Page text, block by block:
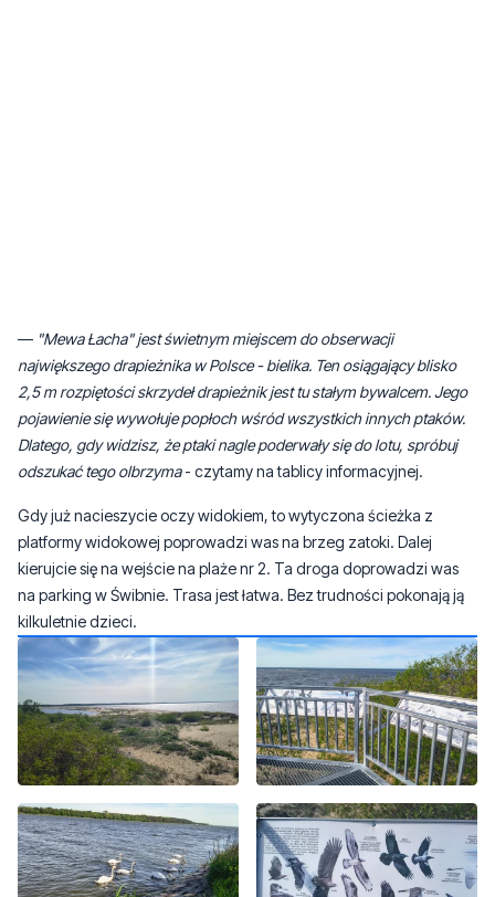
— "Mewa Łacha" jest świetnym miejscem do obserwacji
największego drapieżnika w Polsce - bielika. Ten osiągający blisko
2,5 m rozpiętości skrzydeł drapieżnik jest tu stałym bywalcem. Jego
pojawienie się wywołuje popłoch wśród wszystkich innych ptaków.
Dlatego, gdy widzisz, że ptaki nagle poderwały się do lotu, spróbuj
odszukać tego olbrzyma- czytamy na tablicy informacyjnej.
Gdy już nacieszycie oczy widokiem, to wytyczona ścieżka z
platformy widokowej poprowadzi was na brzeg zatoki. Dalej
kierujcie się na wejście na plaże nr 2. Ta droga doprowadzi was
na parking w Świbnie. Trasa jest łatwa. Bez trudności pokonają ją
kilkuletnie dzieci.